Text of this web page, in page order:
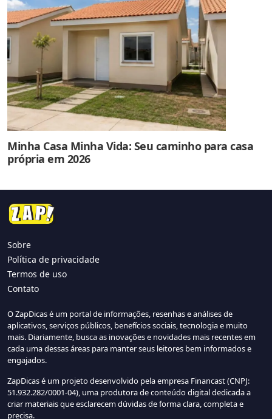
Minha Casa Minha Vida: Seu caminho para casa
própria em 2026
Sobre
Política de privacidade
Termos de uso
Contato
O ZapDicas é um portal de informações, resenhas e análises de
aplicativos, serviços públicos, benefícios sociais, tecnologia e muito
mais. Diariamente, busca as inovações e novidades mais recentes em
cada uma dessas áreas para manter seus leitores bem informados e
engajados.
ZapDicas é um projeto desenvolvido pela empresa Financast (CNPJ:
51.932.282/0001-04), uma produtora de conteúdo digital dedicada a
criar materiais que esclarecem dúvidas de forma clara, completa e
precisa.